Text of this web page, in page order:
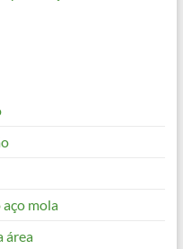
mola
área